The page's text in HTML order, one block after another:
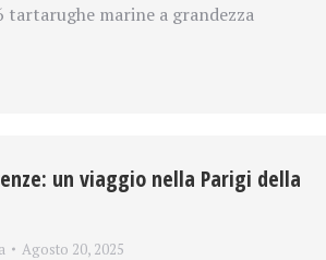
tartarughe marine a grandezza
un viaggio nella Parigi della
Agosto 20, 2025